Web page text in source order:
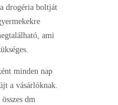
drogéria boltját
ami
minden nap
a vásárlóknak.
dm